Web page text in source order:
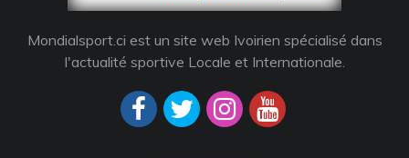
Mondialsport.ci est un site web Ivoirien spécialisé dans
l'actualité sportive Locale et Internationale.